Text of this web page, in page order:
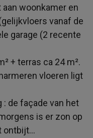
woonkamer en
vanaf de
garage (2 recente
+ terras ca 24 m².
vloeren ligt
de façade van het
is er zon op
ontbijt…